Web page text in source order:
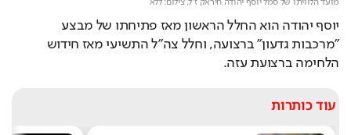
מועד הלוויתו של סמל יוסף יהודה חיראק ז"ל,צילום: ללא
הלחימה ברצועת עזה.
עוד כותרות